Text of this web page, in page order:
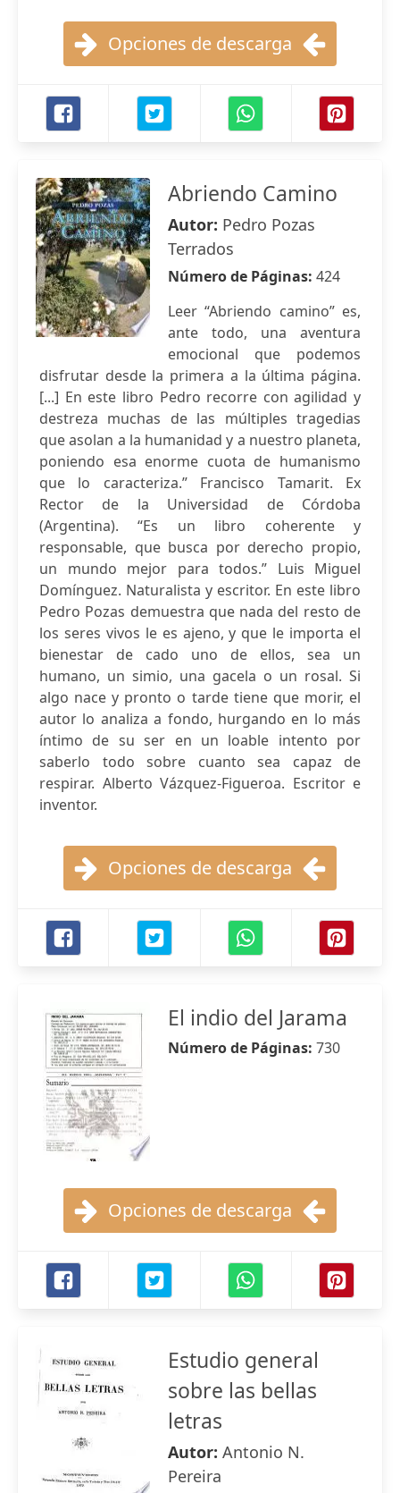
Opciones de descarga
Abriendo Camino
Autor: Pedro Pozas
Terrados
Número de Páginas: 424
Leer “Abriendo camino” es,
ante todo, una aventura
emocional que podemos
disfrutar desde la primera a la última página.
[...] En este libro Pedro recorre con agilidad y
destreza muchas de las múltiples tragedias
que asolan a la humanidad y a nuestro planeta,
poniendo esa enorme cuota de humanismo
que lo caracteriza.” Francisco Tamarit. Ex
Rector de la Universidad de Córdoba
(Argentina). “Es un libro coherente y
responsable, que busca por derecho propio,
un mundo mejor para todos.” Luis Miguel
Domínguez. Naturalista y escritor. En este libro
Pedro Pozas demuestra que nada del resto de
los seres vivos le es ajeno, y que le importa el
bienestar de cado uno de ellos, sea un
humano, un simio, una gacela o un rosal. Si
algo nace y pronto o tarde tiene que morir, el
autor lo analiza a fondo, hurgando en lo más
íntimo de su ser en un loable intento por
saberlo todo sobre cuanto sea capaz de
respirar. Alberto Vázquez-Figueroa. Escritor e
inventor.
Opciones de descarga
El indio del Jarama
Número de Páginas: 730
Opciones de descarga
Estudio general
sobre las bellas
letras
Autor: Antonio N.
Pereira